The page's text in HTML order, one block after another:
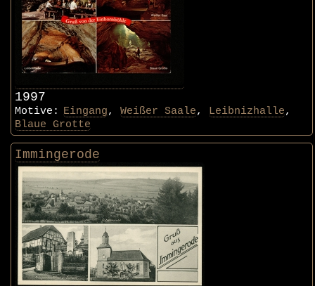
1997
Motive: Eingang, Weißer Saale, Leibnizhalle,
Blaue Grotte
Immingerode